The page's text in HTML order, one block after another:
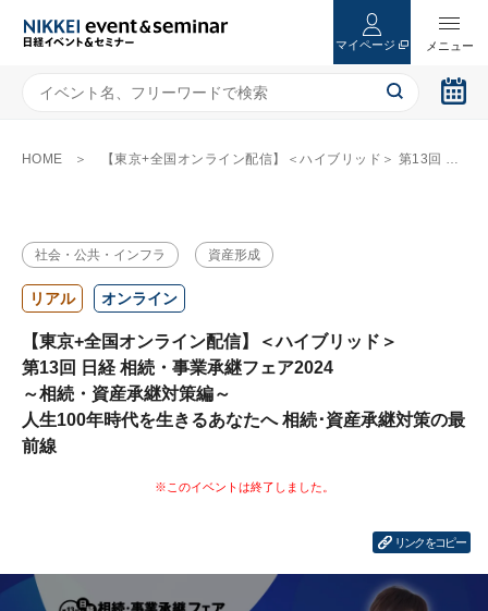
マイページ
HOME 【東京+全国オンライン配信】＜ハイブリッド＞ 第13回 日経 相続・事業承継フェア2024 ～相続・資産承継対策編～ 人生100年時代を生きるあなたへ 相続･資産承継対策の最前線
社会・公共・インフラ 資産形成
リアル オンライン
【東京+全国オンライン配信】＜ハイブリッド＞
第13回 日経 相続・事業承継フェア2024
～相続・資産承継対策編～
人生100年時代を生きるあなたへ 相続･資産承継対策の最
前線
リンクをコピー